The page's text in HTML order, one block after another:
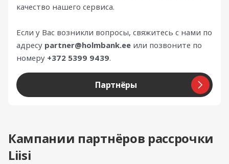
качество нашего сервиса.
Если у Вас возникли вопросы, свяжитесь с нами по
адресу partner@holmbank.ee или позвоните по
номеру +372 5399 9439.
Партнёры
Кампании партнёров рассрочки
Liisi